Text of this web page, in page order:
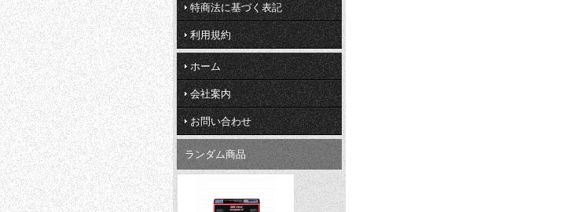
特商法に基づく表記
利用規約
ホーム
会社案内
お問い合わせ
ランダム商品